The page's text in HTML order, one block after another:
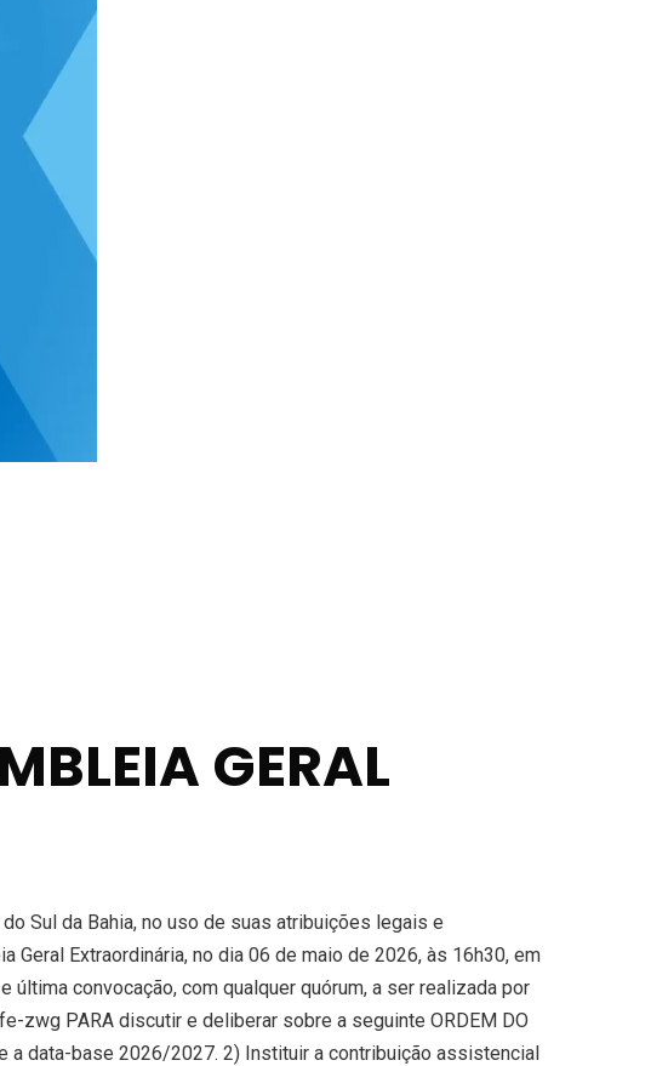
GERAL
Sul da Bahia, no uso de suas atribuições legais e
Extraordinária, no dia 06 de maio de 2026, às 16h30, em
convocação, com qualquer quórum, a ser realizada por
PARA discutir e deliberar sobre a seguinte ORDEM DO
a data-base 2026/2027. 2) Instituir a contribuição assistencial